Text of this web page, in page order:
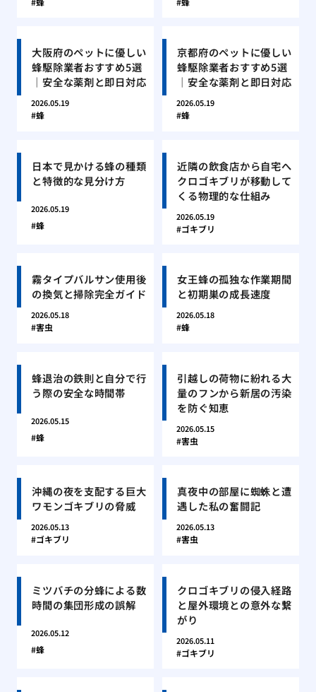
大阪府のペットに優しい
蜂駆除業者おすすめ5選
｜安全な薬剤と即日対応
2026.05.19
蜂
京都府のペットに優しい
蜂駆除業者おすすめ5選
｜安全な薬剤と即日対応
2026.05.19
蜂
日本で見かける蜂の種類
と特徴的な見分け方
2026.05.19
蜂
近隣の飲食店から自宅へ
クロゴキブリが移動して
くる物理的な仕組み
2026.05.19
ゴキブリ
霧タイプバルサン使用後
の換気と掃除完全ガイド
2026.05.18
害虫
女王蜂の孤独な作業期間
と初期巣の成長速度
2026.05.18
蜂
蜂退治の鉄則と自分で行
う際の安全な時間帯
2026.05.15
蜂
引越しの荷物に紛れる大
量のフンから新居の汚染
を防ぐ知恵
2026.05.15
害虫
沖縄の夜を支配する巨大
ワモンゴキブリの脅威
2026.05.13
ゴキブリ
真夜中の部屋に蜘蛛と遭
遇した私の奮闘記
2026.05.13
害虫
ミツバチの分蜂による数
時間の集団形成の誤解
2026.05.12
蜂
クロゴキブリの侵入経路
と屋外環境との意外な繋
がり
2026.05.11
ゴキブリ